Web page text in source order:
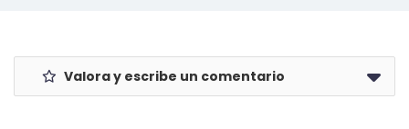
Valora y escribe un comentario